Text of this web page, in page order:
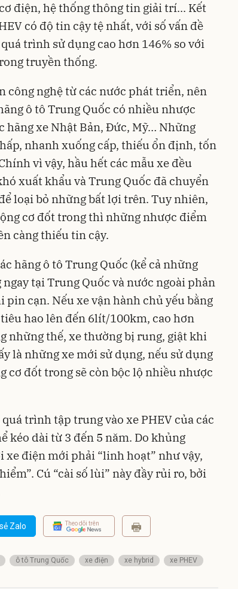
điện, hệ thống thông tin giải trí... Kết
có độ tin cậy tệ nhất, với số vấn đề
trình sử dụng cao hơn 146% so với
truyền thống.
công nghệ từ các nước phát triển, nên
ô tô Trung Quốc có nhiều nhược
hãng xe Nhật Bản, Đức, Mỹ… Những
nhanh xuống cấp, thiếu ổn định, tốn
vì vậy, hầu hết các mẫu xe đều
xuất khẩu và Trung Quốc đã chuyển
loại bỏ những bất lợi trên. Tuy nhiên,
cơ đốt trong thì những nhược điểm
càng thiếu tin cậy.
hãng ô tô Trung Quốc (kể cả những
tại Trung Quốc và nước ngoài phản
pin cạn. Nếu xe vận hành chủ yếu bằng
hao lên đến 6lít/100km, cao hơn
những thế, xe thường bị rung, giật khi
là những xe mới sử dụng, nếu sử dụng
cơ đốt trong sẽ còn bộc lộ nhiều nhược
trình tập trung vào xe PHEV của các
kéo dài từ 3 đến 5 năm. Do khủng
xe điện mới phải “linh hoạt” như vậy,
Cú “cài số lùi” này đầy rủi ro, bởi
Zalo Theo dõi trên
ô tô Trung Quốc xe điện xe hybrid xe PHEV